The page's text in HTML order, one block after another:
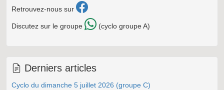
Retrouvez-nous sur
Discutez sur le groupe (cyclo groupe A)
Derniers articles
Cyclo du dimanche 5 juillet 2026 (groupe C)